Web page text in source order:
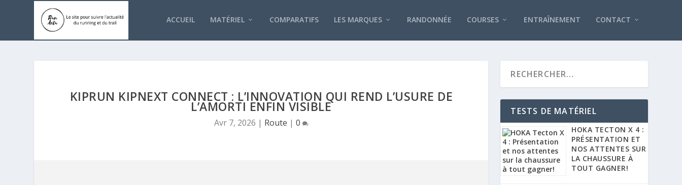
ACCUEIL MATÉRIEL COMPARATIFS LES MARQUES RANDONNÉE COURSES ENTRAÎNEMENT CONTACT
KIPRUN KIPNEXT CONNECT : L’INNOVATION QUI REND L’USURE DE
L’AMORTI ENFIN VISIBLE
Avr 7, 2026 | Route | 0
TESTS DE MATÉRIEL
HOKA TECTON X 4 :
PRÉSENTATION ET
NOS ATTENTES SUR
LA CHAUSSURE À
TOUT GAGNER!